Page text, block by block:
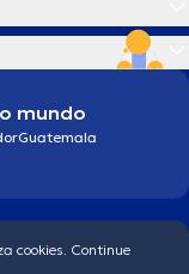
mundo
Guatemala
cookies. Continue